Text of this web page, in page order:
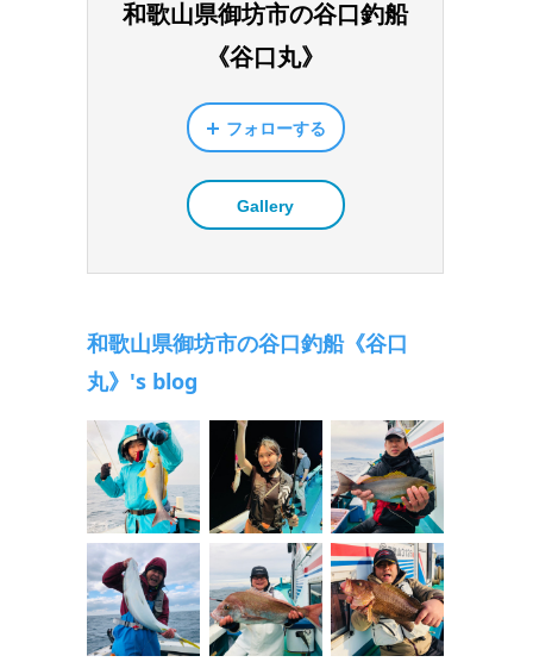
和歌山県御坊市の谷口釣船
《谷口丸》
フォローする
Gallery
和歌山県御坊市の谷口釣船《谷口
丸》's blog